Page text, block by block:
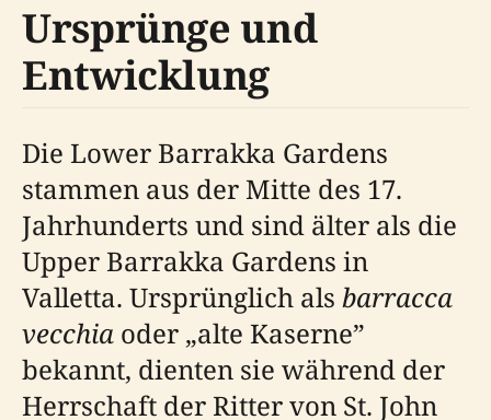
Ursprünge und
Entwicklung
Die Lower Barrakka Gardens
stammen aus der Mitte des 17.
Jahrhunderts und sind älter als die
Upper Barrakka Gardens in
Valletta. Ursprünglich als barracca
vecchia oder „alte Kaserne”
bekannt, dienten sie während der
Herrschaft der Ritter von St. John